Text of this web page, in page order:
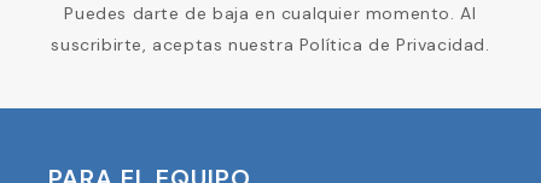
Puedes darte de baja en cualquier momento. Al
suscribirte, aceptas nuestra Política de Privacidad.